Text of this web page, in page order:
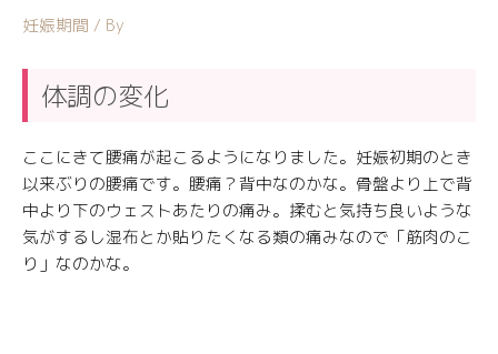
妊娠期間 / By
体調の変化
ここにきて腰痛が起こるようになりました。妊娠初期のとき
以来ぶりの腰痛です。腰痛？背中なのかな。骨盤より上で背
中より下のウェストあたりの痛み。揉むと気持ち良いような
気がするし湿布とか貼りたくなる類の痛みなので「筋肉のこ
り」なのかな。